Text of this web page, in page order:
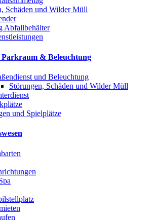
Schäden und Wilder Müll
Abfallbehälter
Parkraum & Beleuchtung
und Beleuchtung
Störungen, Schäden und Wilder Müll
und Spielplätze